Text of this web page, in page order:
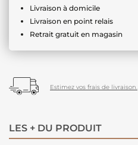
Livraison à domicile
Livraison en point relais
Retrait gratuit en magasin
Estimez vos frais de livraison.
LES + DU PRODUIT